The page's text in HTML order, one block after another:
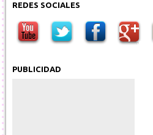
REDES SOCIALES
PUBLICIDAD